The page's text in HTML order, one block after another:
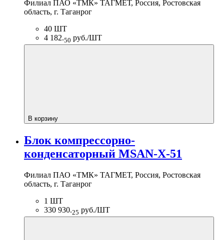
Филиал ПАО «ТМК» ТАГМЕТ, Россия, Ростовская
область, г. Таганрог
40 ШТ
4 182.50 руб./ШТ
В корзину
Блок компрессорно-
конденсаторный MSAN-X-51
Филиал ПАО «ТМК» ТАГМЕТ, Россия, Ростовская
область, г. Таганрог
1 ШТ
330 930.25 руб./ШТ